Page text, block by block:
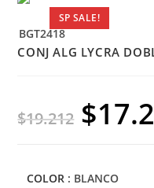
SP SALE!
BGT2418
CONJ ALG LYCRA
$19.212 $
COLOR : BLANCO